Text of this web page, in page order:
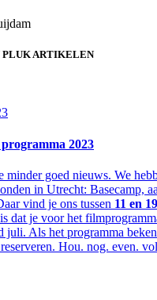
ARTIKELEN
2023
minder goed nieuws. We
in Utrecht: Basecamp,
vind je ons tussen 11 en
dat je voor het
juli. Als het programma
Hou. nog. even.